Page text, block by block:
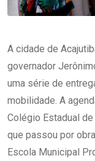
A cidade de
governador
uma série de
mobilidade. A
Colégio Estadual
que passou por
Escola Municipal